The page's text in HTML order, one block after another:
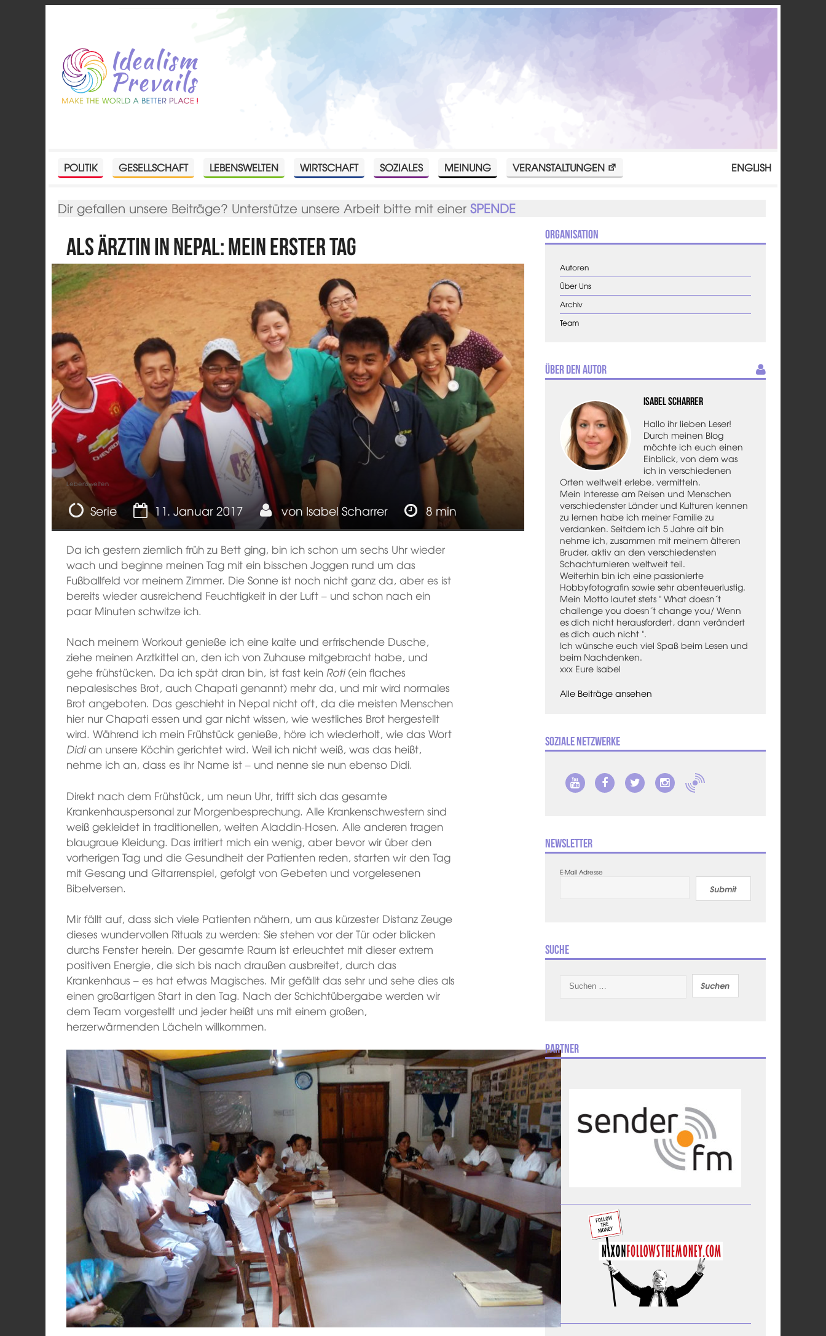
POLITIK GESELLSCHAFT LEBENSWELTEN WIRTSCHAFT SOZIALES MEINUNG VERANSTALTUNGEN ENGLISH
Dir gefallen unsere Beiträge? Unterstütze unsere Arbeit bitte mit einerSPENDE
Als Ärztin in Nepal: Mein erster Tag
Lebenswelten
Serie 11. Januar 2017 vonIsabel Scharrer 8 min
Da ich gestern ziemlich früh zu Bett ging, bin ich schon um sechs Uhr wieder
wach und beginne meinen Tag mit ein bisschen Joggen rund um das
Fußballfeld vor meinem Zimmer. Die Sonne ist noch nicht ganz da, aber es ist
bereits wieder ausreichend Feuchtigkeit in der Luft – und schon nach ein
paar Minuten schwitze ich.
Nach meinem Workout genieße ich eine kalte und erfrischende Dusche,
ziehe meinen Arztkittel an, den ich von Zuhause mitgebracht habe, und
gehe frühstücken. Da ich spät dran bin, ist fast kein Roti(ein flaches
nepalesisches Brot, auch Chapati genannt) mehr da, und mir wird normales
Brot angeboten. Das geschieht in Nepal nicht oft, da die meisten Menschen
hier nur Chapati essen und gar nicht wissen, wie westliches Brot hergestellt
wird. Während ich mein Frühstück genieße, höre ich wiederholt, wie das Wort
Didian unsere Köchin gerichtet wird. Weil ich nicht weiß, was das heißt,
nehme ich an, dass es ihr Name ist – und nenne sie nun ebenso Didi.
Direkt nach dem Frühstück, um neun Uhr, trifft sich das gesamte
Krankenhauspersonal zur Morgenbesprechung. Alle Krankenschwestern sind
weiß gekleidet in traditionellen, weiten Aladdin-Hosen. Alle anderen tragen
blaugraue Kleidung. Das irritiert mich ein wenig, aber bevor wir über den
vorherigen Tag und die Gesundheit der Patienten reden, starten wir den Tag
mit Gesang und Gitarrenspiel, gefolgt von Gebeten und vorgelesenen
Bibelversen.
Mir fällt auf, dass sich viele Patienten nähern, um aus kürzester Distanz Zeuge
dieses wundervollen Rituals zu werden: Sie stehen vor der Tür oder blicken
durchs Fenster herein. Der gesamte Raum ist erleuchtet mit dieser extrem
positiven Energie, die sich bis nach draußen ausbreitet, durch das
Krankenhaus – es hat etwas Magisches. Mir gefällt das sehr und sehe dies als
einen großartigen Start in den Tag. Nach der Schichtübergabe werden wir
dem Team vorgestellt und jeder heißt uns mit einem großen,
herzerwärmenden Lächeln willkommen.
Organisation
Autoren
Über Uns
Archiv
Team
Über den Autor
Isabel Scharrer
Hallo ihr lieben Leser!
Durch meinen Blog
möchte ich euch einen
Einblick, von dem was
ich in verschiedenen
Orten weltweit erlebe, vermitteln.
Mein Interesse am Reisen und Menschen
verschiedenster Länder und Kulturen kennen
zu lernen habe ich meiner Familie zu
verdanken. Seitdem ich 5 Jahre alt bin
nehme ich, zusammen mit meinem älteren
Bruder, aktiv an den verschiedensten
Schachturnieren weltweit teil.
Weiterhin bin ich eine passionierte
Hobbyfotografin sowie sehr abenteuerlustig.
Mein Motto lautet stets " What doesn´t
challenge you doesn´t change you/ Wenn
es dich nicht herausfordert, dann verändert
es dich auch nicht ".
Ich wünsche euch viel Spaß beim Lesen und
beim Nachdenken.
xxx Eure Isabel
Alle Beiträge ansehen
Soziale Netzwerke
Newsletter
E-Mail Adresse
Submit
Suche
nach:
Partner